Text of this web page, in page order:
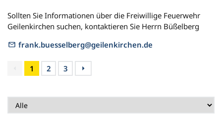
Sollten Sie Informationen über die Freiwillige Feuerwehr
Geilenkirchen suchen, kontaktieren Sie Herrn Büßelberg
frank.buesselberg@geilenkirchen.de
1 2 3